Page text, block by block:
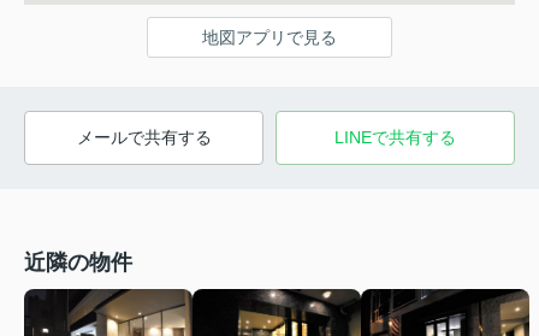
地図アプリで見る
メールで共有する LINEで共有する
近隣の物件